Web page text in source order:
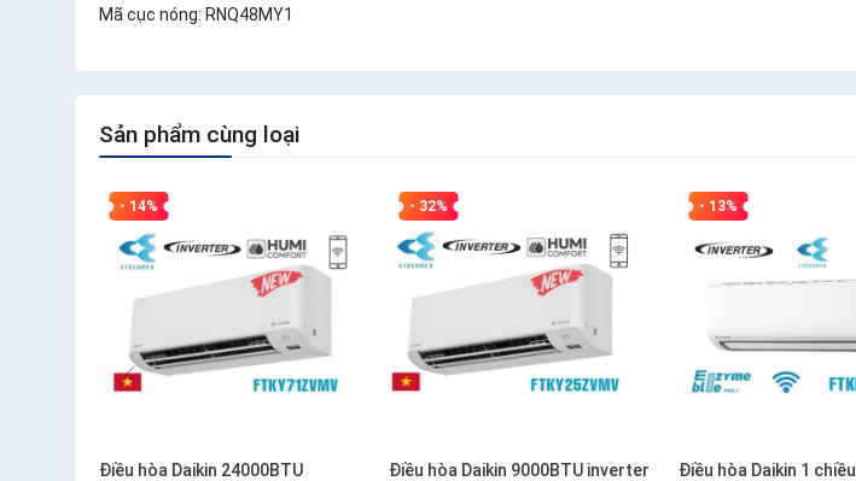
Mã cục nóng: RNQ48MY1
Sản phẩm cùng loại
- 14%
Điều hòa Daikin 24000BTU
- 32%
Điều hòa Daikin 9000BTU inverter
- 13%
Điều hòa Daikin 1 chiều